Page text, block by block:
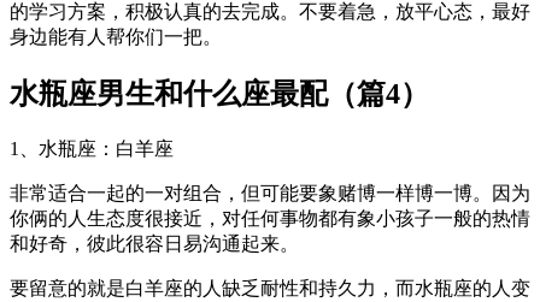
的学习方案，积极认真的去完成。不要着急，放平心态，最好
身边能有人帮你们一把。
水瓶座男生和什么座最配（篇4）
1、水瓶座：白羊座
非常适合一起的一对组合，但可能要象赌博一样博一博。因为
你俩的人生态度很接近，对任何事物都有象小孩子一般的热情
和好奇，彼此很容日易沟通起来。
要留意的就是白羊座的人缺乏耐性和持久力，而水瓶座的人变